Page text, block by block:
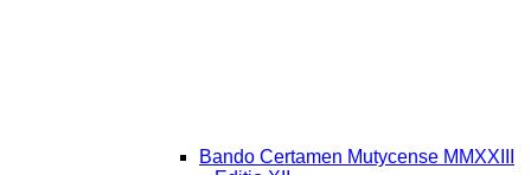
Bando Certamen Mutycense MMXXIII